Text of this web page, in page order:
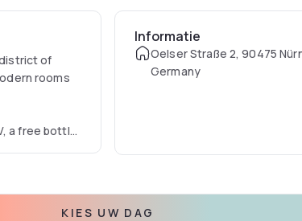
of
rooms
a free bottle
Informatie
Oelser Straße 2, 90475
Germany
KIES UW DAG